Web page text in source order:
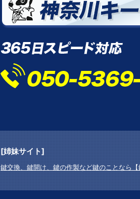
[姉妹サイト]
鍵交換、鍵開け、鍵の作製など鍵のことなら